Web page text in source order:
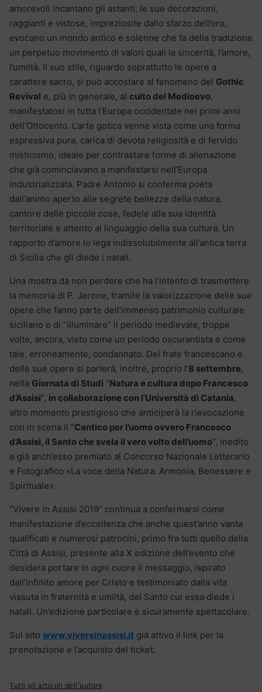
amorevoli incantano gli astanti; le sue decorazioni,
raggianti e vistose, impreziosite dallo sfarzo dell’oro,
evocano un mondo antico e solenne che fa della tradizione
un perpetuo movimento di valori quali la sincerità, l’amore,
l’umiltà. Il suo stile, riguardo soprattutto le opere a
carattere sacro, si può accostare al fenomeno del Gothic
Revival e, più in generale, al culto del Medioevo,
manifestatosi in tutta l’Europa occidentale nei primi anni
dell’Ottocento. L’arte gotica venne vista come una forma
espressiva pura, carica di devota religiosità e di fervido
misticismo, ideale per contrastare forme di alienazione
che già cominciavano a manifestarsi nell’Europa
industrializzata. Padre Antonio si conferma poeta
dall’animo aperto alle segrete bellezze della natura,
cantore delle piccole cose, fedele alla sua identità
territoriale e attento al linguaggio della sua cultura. Un
rapporto d’amore lo lega indissolubilmente all’antica terra
di Sicilia che gli diede i natali.
Una mostra da non perdere che ha l’intento di trasmettere
la memoria di P. Jerone, tramite la valorizzazione delle sue
opere che fanno parte dell’immenso patrimonio culturale
siciliano e di “illuminare” il periodo medievale, troppe
volte, ancora, visto come un periodo oscurantista e come
tale, erroneamente, condannato. Del frate francescano e
delle sue opere si parlerà, inoltre, proprio l’8 settembre,
nella Giornata di Studi “Natura e cultura dopo Francesco
d’Assisi”, in collaborazione con l’Università di Catania,
altro momento prestigioso che anticiperà la rievocazione
con in scena il “Cantico per l’uomo ovvero Francesco
d’Assisi, il Santo che svela il vero volto dell’uomo”, inedito
e già anch’esso premiato al Concorso Nazionale Letterario
e Fotografico «La voce della Natura: Armonia, Benessere e
Spirituale».
“Vivere in Assisi 2019” continua a confermarsi come
manifestazione d’eccellenza che anche quest’anno vanta
qualificati e numerosi patrocini, primo fra tutti quello della
Città di Assisi, presente alla X edizione dell’evento che
desidera portare in ogni cuore il messaggio, ispirato
dall’infinito amore per Cristo e testimoniato dalla vita
vissuta in fraternità e umiltà, del Santo cui essa diede i
natali. Un’edizione particolare e sicuramente spettacolare.
Sul sito www.vivereinassisi.it già attivo il link per la
prenotazione e l’acquisto del ticket.
Tutti gli articoli dell'autore